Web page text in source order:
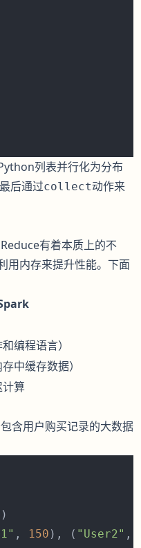
列表并行化为分布
后通过collect动作来
有着本质上的不
用内存来提升性能。下面
编程语言）
中缓存数据）
算
含用户购买记录的大数据
)
, 150 ), ( "User2" ,